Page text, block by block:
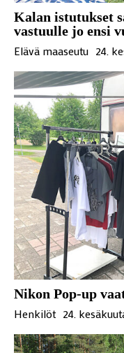
Kalan istutukset
vastuulle jo ensi
Elävä maaseutu 24.
Nikon Pop-up
Henkilöt 24.